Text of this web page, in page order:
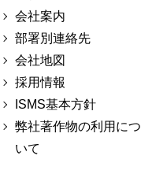
会社案内
部署別連絡先
会社地図
採用情報
ISMS基本方針
弊社著作物の利用につ
いて